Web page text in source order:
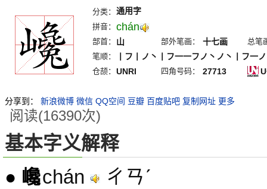
分类： 通用字
拼音： chán
部首： 山 部外笔画： 十七画
总笔
笔顺：
丨フ丨ノ丶丨フ一一フノ丶ノ丶丨フ一
仓颉： UNRI 四角号码： 27713
分享到： 新浪微博 微信 QQ空间 豆瓣 百度贴吧 复制网址 更多
阅读(16390次)
基本字义解释
● 巉chán ㄔㄢˊ